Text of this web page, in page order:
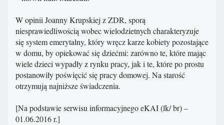
W opinii Joanny Krupskiej z ZDR, sporą
niesprawiedliwością wobec wielodzietnych charakteryzuje
się system emerytalny, który wręcz karze kobiety pozostające
w domu, by opiekować się dziećmi: zarówno te, które mając
wiele dzieci wypadły z rynku pracy, jak i te, które po prostu
postanowiły poświęcić się pracy domowej. Na starość
otrzymują najniższe świadczenia.
[Na podstawie serwisu informacyjnego eKAI (lk/ br) –
01.06.2016 r.]